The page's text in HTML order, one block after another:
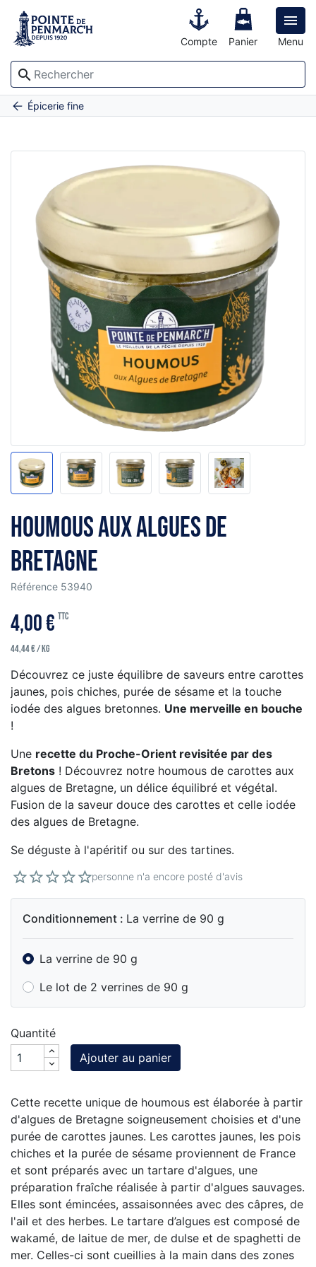

Menu
search
Compte Panier
AccueilÉpicerie fine
Houmous aux algues de Bretagne
Houmous aux algues de
Bretagne
Référence 53940
4,00 € TTC
44,44 € / kg
Découvrez ce juste équilibre de saveurs entre carottes
jaunes, pois chiches, purée de sésame et la touche
iodée des algues bretonnes. Une merveille en bouche
!
Une recette du Proche-Orient revisitée par des
Bretons ! Découvrez notre houmous de carottes aux
algues de Bretagne, un délice équilibré et végétal.
Fusion de la saveur douce des carottes et celle iodée
des algues de Bretagne.
Se déguste à l'apéritif ou sur des tartines.
personne n'a encore posté d'avis
Conditionnement : La verrine de 90 g
La verrine de 90 g
Le lot de 2 verrines de 90 g
Quantité
Ajouter au panier
Cette recette unique de houmous est élaborée à partir
d'algues de Bretagne soigneusement choisies et d'une
purée de carottes jaunes. Les carottes jaunes, les pois
chiches et la purée de sésame proviennent de France
et sont préparés avec un tartare d'algues, une
préparation fraîche réalisée à partir d'algues sauvages.
Elles sont émincées, assaisonnées avec des câpres, de
l'ail et des herbes. Le tartare d’algues est composé de
wakamé, de laitue de mer, de dulse et de spaghetti de
mer. Celles-ci sont cueillies à la main dans des zones